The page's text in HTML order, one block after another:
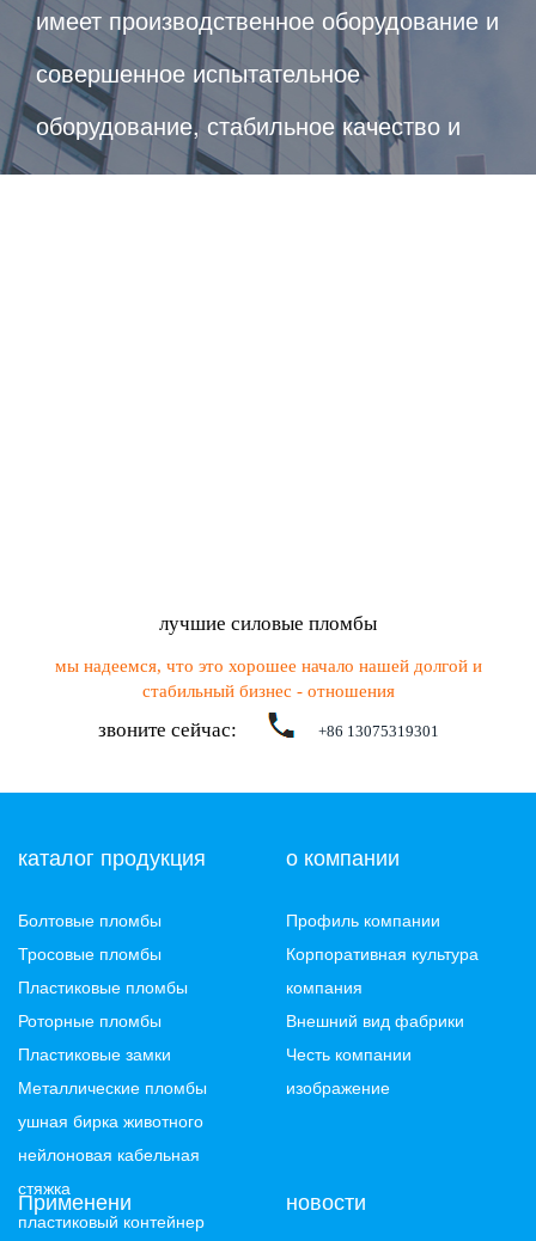
имеет производственное оборудование и
совершенное испытательное
оборудование, стабильное качество и
может своевременно удовлетворить
лучшие силовые пломбы
мы надеемся, что это хорошее начало нашей долгой и
стабильный бизнес - отношения
звоните сейчас: +86 13075319301
каталог продукция
Болтовые пломбы
Тросовые пломбы
Пластиковые пломбы
Роторные пломбы
Пластиковые замки
Металлические пломбы
ушная бирка животного
нейлоновая кабельная
стяжка
пластиковый контейнер
о компании
Профиль компании
Корпоративная культура
компания
Внешний вид фабрики
Честь компании
изображение
Применени новости